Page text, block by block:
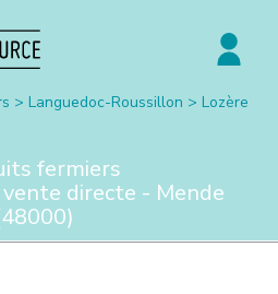
> Languedoc-Roussillon > Lozère
fermiers
directe - Mende
48000)